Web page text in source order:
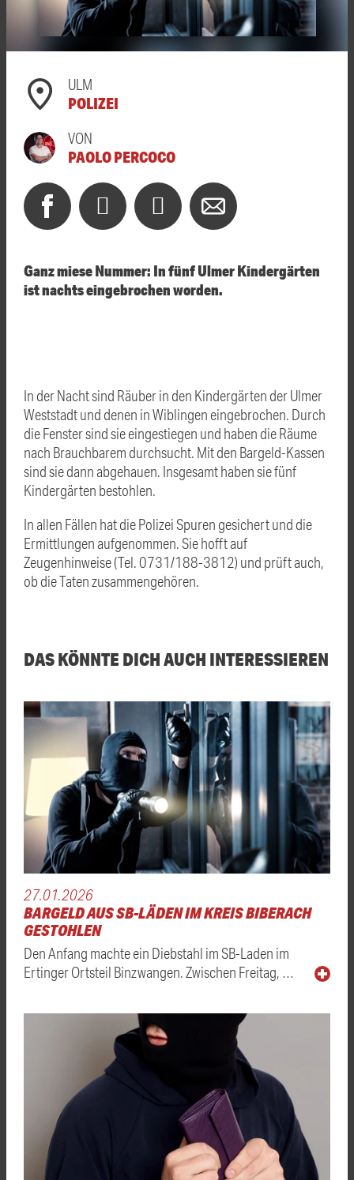
ULM
POLIZEI
VON
PAOLO PERCOCO
Ganz miese Nummer: In fünf Ulmer Kindergärten
ist nachts eingebrochen worden.
In der Nacht sind Räuber in den Kindergärten der Ulmer
Weststadt und denen in Wiblingen eingebrochen. Durch
die Fenster sind sie eingestiegen und haben die Räume
nach Brauchbarem durchsucht. Mit den Bargeld-Kassen
sind sie dann abgehauen. Insgesamt haben sie fünf
Kindergärten bestohlen.
In allen Fällen hat die Polizei Spuren gesichert und die
Ermittlungen aufgenommen. Sie hofft auf
Zeugenhinweise (Tel. 0731/188-3812) und prüft auch,
ob die Taten zusammengehören.
DAS KÖNNTE DICH AUCH INTERESSIEREN
27.01.2026
BARGELD AUS SB-LÄDEN IM KREIS BIBERACH
GESTOHLEN
Den Anfang machte ein Diebstahl im SB-Laden im
Ertinger Ortsteil Binzwangen. Zwischen Freitag, …